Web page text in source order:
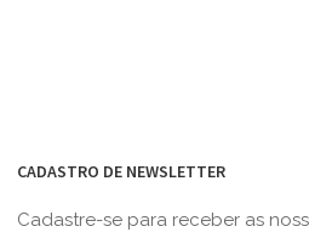
CADASTRO DE NEWSLETTER
Cadastre-se para receber as